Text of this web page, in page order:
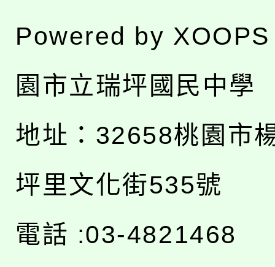
Powered by XOOPS
園市立瑞坪國民中學
地址： 32658桃園市
坪里文化街535號
電話 :03-4821468